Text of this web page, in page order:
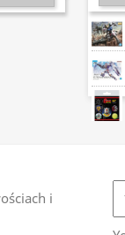
i